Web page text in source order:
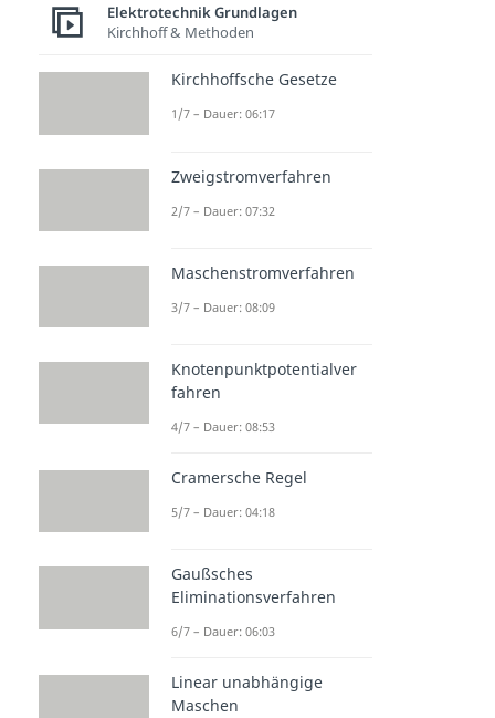
Elektrotechnik Grundlagen
Kirchhoff & Methoden
Kirchhoffsche Gesetze
1/7 – Dauer: 06:17
Zweigstromverfahren
2/7 – Dauer: 07:32
Maschenstromverfahren
3/7 – Dauer: 08:09
Knotenpunktpotentialver
fahren
4/7 – Dauer: 08:53
Cramersche Regel
5/7 – Dauer: 04:18
Gaußsches
Eliminationsverfahren
6/7 – Dauer: 06:03
Linear unabhängige
Maschen